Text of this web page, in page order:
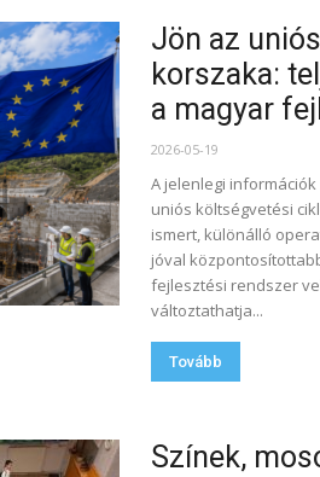
Jön az
korszaka:
a magyar
2026-05-19
A jelenlegi
uniós költségvetési
ismert, különálló
jóval
fejlesztési rendszer
változtathatja...
Tovább
Színek,